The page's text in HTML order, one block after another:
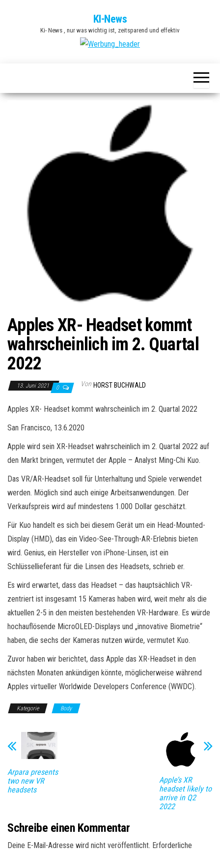
KI-News
Ki- News , nur was wichtig ist, zeitsparend und effektiv
Apples XR- Headset kommt
wahrscheinlich im 2. Quartal
2022
13. Juni 2021 0 Von HORST BUCHWALD
Apples XR- Headset kommt wahrscheinlich im 2. Quartal 2022
San Francisco, 13.6.2020
Apple wird sein XR-Headset wahrscheinlich im 2. Quartal 2022 auf
den Markt bringen, vermutet der Apple – Analyst Ming-Chi Kuo.
Das VR/AR-Headset soll für Unterhaltung und Spiele verwendet
werden. Möglich sind auch einige Arbeitsanwendungen. Der
Verkaufspreis wird auf mindestens 1.000 Dollar geschätzt.
Für Kuo handelt es sich bei diesem Gerät um ein Head-Mounted-
Display (HMD), das ein Video-See-Through-AR-Erlebnis bieten
wird. Genius, ein Hersteller von iPhone-Linsen, ist ein
Schlüssellieferant für die Linsen des Headsets, schrieb er.
Es wird erwartet, dass das Headset – das hauptsächlich VR-
zentriert ist insgesamt 15 Kameras haben wird, weit mehr als die
aktuellen 2-5 in den meisten bestehenden VR-Hardware. Es würde
hochauflösende MicroOLED-Displays und „innovative Biometrie“
haben, die sechs der Kameras nutzen würde, vermutet Kuo.
Zuvor haben wir berichtet, dass Apple das XR-Headset in den
nächsten Monaten ankündigen könnte, möglicherweise während
Apples virtueller Worldwide Developers Conference (WWDC).
Kategorie Body
Arpara presents
two new VR
headsets
Apple’s XR
headset likely to
arrive in Q2
2022
Schreibe einen Kommentar
Deine E-Mail-Adresse wird nicht veröffentlicht. Erforderliche